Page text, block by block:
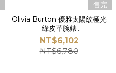
售完
Olivia Burton 優雅太陽紋極光
綠皮革腕錶
34mm(24000010)
NT$6,102
NT$6,780